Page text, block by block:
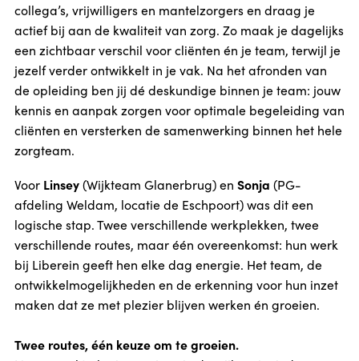
collega’s, vrijwilligers en mantelzorgers en draag je
actief bij aan de kwaliteit van zorg. Zo maak je dagelijks
een zichtbaar verschil voor cliënten én je team, terwijl je
jezelf verder ontwikkelt in je vak. Na het afronden van
de opleiding ben jij dé deskundige binnen je team: jouw
kennis en aanpak zorgen voor optimale begeleiding van
cliënten en versterken de samenwerking binnen het hele
zorgteam.
Voor Linsey(Wijkteam Glanerbrug) en Sonja (PG-
afdeling Weldam, locatie de Eschpoort) was dit een
logische stap. Twee verschillende werkplekken, twee
verschillende routes, maar één overeenkomst: hun werk
bij Liberein geeft hen elke dag energie. Het team, de
ontwikkelmogelijkheden en de erkenning voor hun inzet
maken dat ze met plezier blijven werken én groeien.
Twee routes, één keuze om te groeien.